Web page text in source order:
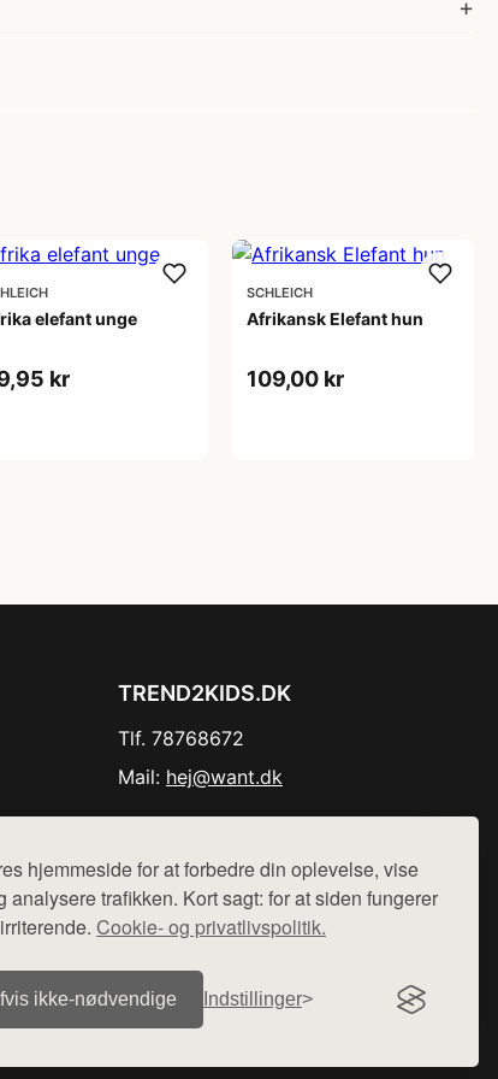
hjemmeside for at forbedre din oplevelse, vise
analysere trafikken. Kort sagt: for at siden fungerer
Cookie- og privatlivspolitik.
ikke‑nødvendige Indstillinger
elefant unge
kr
SCHLEICH
Afrikansk Elefant hun
109,00 kr
TREND2KIDS.DK
Tlf. 78768672
Mail: hej@want.dk
ikke varer fra denne side - vi henviser til de shops,